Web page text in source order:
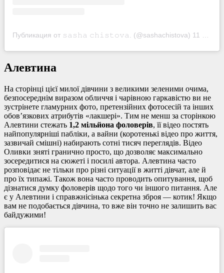
Публикация от 𝚜𝚊𝚜𝚑𝚊 𝚌𝚑𝚒𝚜𝚝𝚘𝚟𝚊. (@sashachistova) 11 Сен 2019 в 8:35 PDT
Алевтина
На сторінці цієї милої дівчини з великими зеленими очима,
безпосереднім виразом обличчя і чарівною гаркавістю ви не
зустрінете гламурних фото, претензійних фотосесій та інших
обов’язкових атрибутів «лакшері». Тим не менш за сторінкою
Алевтини стежать 1,2 мільйона фоловерів, її відео постять
найпопулярніші пабліки, а вайни (коротенькі відео про життя,
зазвичай смішні) набирають сотні тисяч переглядів. Відео
Оливки зняті гранично просто, що дозволяє максимально
зосередитися на сюжеті і посилі автора. Алевтина часто
розповідає не тільки про різні ситуації в житті дівчат, але й
про їх типажі. Також вона часто проводить опитування, щоб
дізнатися думку фоловерів щодо того чи іншого питання. Але
є у Алевтини і справжнісінька секретна зброя — котик! Якщо
вам не подобається дівчина, то вже він точно не залишить вас
байдужими!